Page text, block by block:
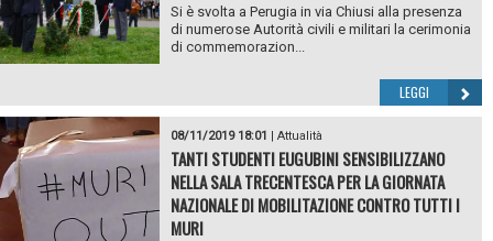
Si è svolta a Perugia in via Chiusi alla presenza
di numerose Autorità civili e militari la cerimonia
di commemorazion...
LEGGI
08/11/2019 18:01 | Attualità
TANTI STUDENTI EUGUBINI SENSIBILIZZANO
NELLA SALA TRECENTESCA PER LA GIORNATA
NAZIONALE DI MOBILITAZIONE CONTRO TUTTI I
MURI